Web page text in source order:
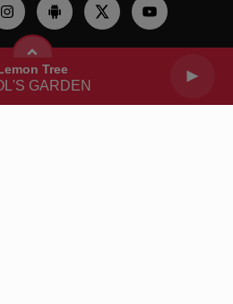
Tree
GARDEN
Mentions légales